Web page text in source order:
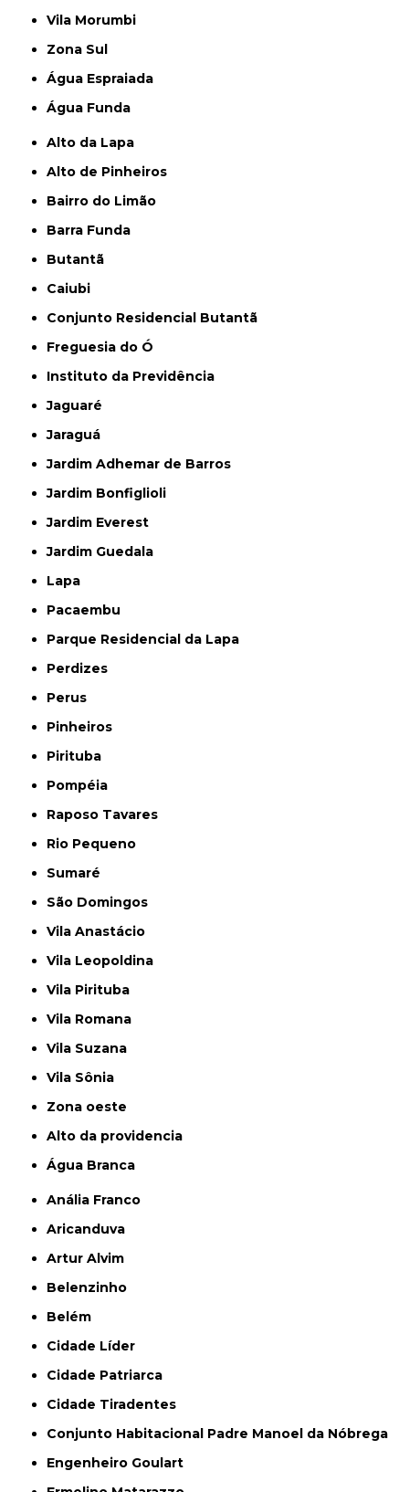
Vila Morumbi
Zona Sul
Água Espraiada
Água Funda
Alto da Lapa
Alto de Pinheiros
Bairro do Limão
Barra Funda
Butantã
Caiubi
Conjunto Residencial Butantã
Freguesia do Ó
Instituto da Previdência
Jaguaré
Jaraguá
Jardim Adhemar de Barros
Jardim Bonfiglioli
Jardim Everest
Jardim Guedala
Lapa
Pacaembu
Parque Residencial da Lapa
Perdizes
Perus
Pinheiros
Pirituba
Pompéia
Raposo Tavares
Rio Pequeno
Sumaré
São Domingos
Vila Anastácio
Vila Leopoldina
Vila Pirituba
Vila Romana
Vila Suzana
Vila Sônia
Zona oeste
alto da providencia
Água Branca
Anália Franco
Aricanduva
Artur Alvim
Belenzinho
Belém
Cidade Líder
Cidade Patriarca
Cidade Tiradentes
Conjunto Habitacional Padre Manoel da Nóbrega
Engenheiro Goulart